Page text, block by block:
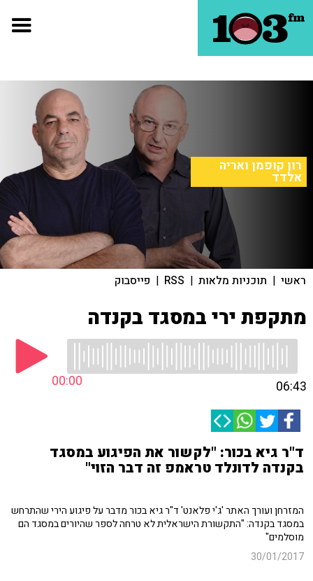
רון קופמן ואריה
אלדד
ראשי | תוכניות מלאות |
RSS
| פייסבוק
מתקפת ירי במסגד בקנדה
00:00 06:43
ד"ר גיא בכור: "לקשור את הפיגוע במסגד
בקנדה לדונלד טראמפ זה דבר הזוי"
המזרחן ועורך האתר 'ג'י פלאנט' ד"ר גיא בכור מדבר על פיגוע הירי שהתרחש
במסגד בקנדה: "התקשורת הישראלית לא טרחה לספר שהיורים במסגד הם
מוסלמים"
30/01/2017